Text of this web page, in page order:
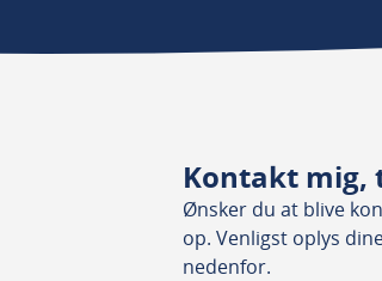
Kontakt mig,
Ønsker du at blive
op. Venligst oplys
nedenfor.